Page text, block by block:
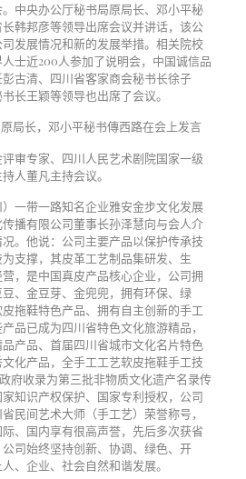
中央办公厅秘书局原局长、邓小平秘
韩邦彦等领导出席会议并讲话，该公
发展情况和新的发展举措。相关院校
士近200人参加了说明会，中国诚信品
古清、四川省客家商会秘书长徐子
长王颖等领导也出席了会议。
局长，邓小平秘书傳西路在会上发言
审专家、四川人民艺术剧院国家一级
人董凡主持会议。
一带一路知名企业雅安金步文化发展
播有限公司董事长孙泽慧向与会人介
。他说：公司主要产品以保护传承技
支撑，其皮革工艺制品集研发、生
，是中国真皮产品核心企业，公司拥
、金豆芽、金兜兜，拥有环保、绿
拖鞋特色产品、拥有自主创新的手工
品已成为四川省特色文化旅游精品，
产品、首届四川省城市文化名片特色
化产品，全手工工艺软皮拖鞋手工技
府收录为第三批非物质文化遗产名录传
知识产权保护、国家专利授权，公司
民间艺术大师（手工艺）荣誉称号，
、国内享有很高声誉，先后多次获省
司始终坚持创新、协调、绿色、开
、企业、社会自然和谐发展。